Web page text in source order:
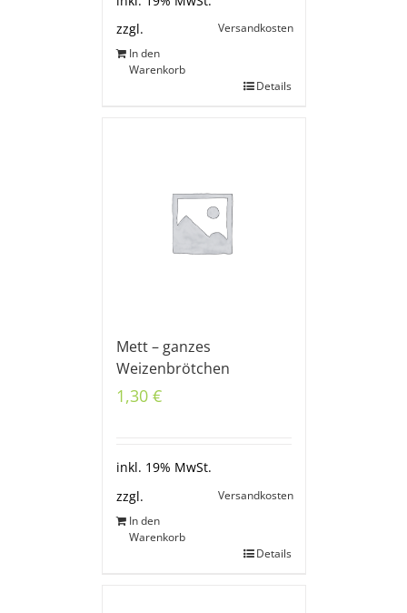
zzgl.
Versandkosten
In den
Warenkorb
Details
Mett – ganzes
Weizenbrötchen
1,30 €
inkl. 19% MwSt.
zzgl.
Versandkosten
In den
Warenkorb
Details